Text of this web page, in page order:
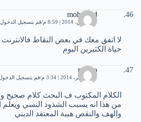
mohamed
24 مارس، 2014 | 8:59 م قم بتسجيل الدخول
لا اتفق معك في بعض النقاط
حياة الكثيرين اليوم
momo
15 سبتمبر، 2014 | 3:34 م قم بتسجيل الدخول
الكلام المكتوب ف البحث كلام صحيح
من هذا انه يسبب الشذوذ النسي ويعلم
والهف والنقص هيبة المعتقد الديني